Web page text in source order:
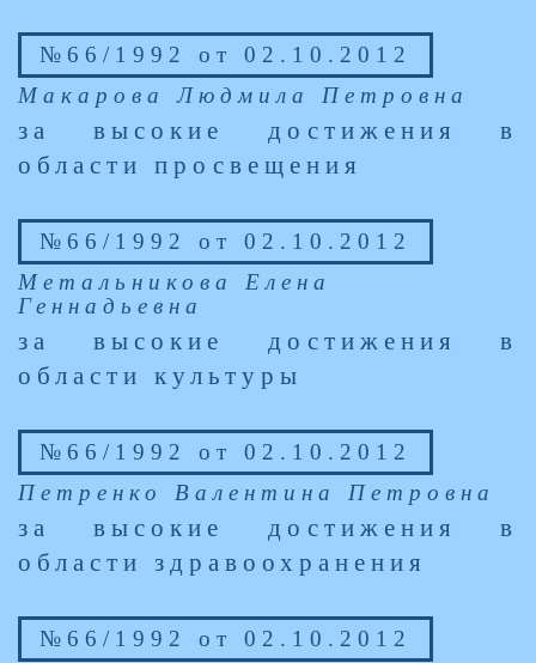
№66/1992 от 02.10.2012
Макарова Людмила Петровна
за высокие достижения в
области просвещения
№66/1992 от 02.10.2012
Метальникова Елена
Геннадьевна
за высокие достижения в
области культуры
№66/1992 от 02.10.2012
Петренко Валентина Петровна
за высокие достижения в
области здравоохранения
№66/1992 от 02.10.2012